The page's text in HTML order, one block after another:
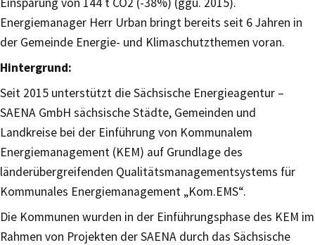
Energiemanager Herr Urban bringt bereits seit 6 Jahren in
der Gemeinde Energie- und Klimaschutzthemen voran.
Hintergrund:
Seit 2015 unterstützt die Sächsische Energieagentur –
SAENA GmbH sächsische Städte, Gemeinden und
Landkreise bei der Einführung von Kommunalem
Energiemanagement (KEM) auf Grundlage des
länderübergreifenden Qualitätsmanagementsystems für
Kommunales Energiemanagement „Kom.EMS“.
Die Kommunen wurden in der Einführungsphase des KEM im
Rahmen von Projekten der SAENA durch das Sächsische